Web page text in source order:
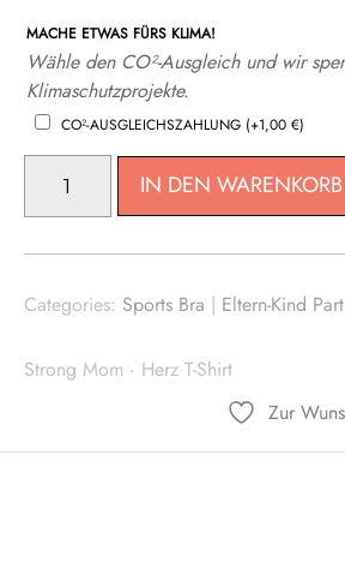
MACHE ETWAS FÜRS KLIMA!
Wähle den CO²-Ausgleich und wir
Klimaschutzprojekte.
CO²-AUSGLEICHSZAHLUNG (+1,00 €)
SPORTS
HERZ
IN DEN WARENKORB
Categories: Sports Bra | Eltern-Kind
Strong Mom · Herz T-Shirt
Zur